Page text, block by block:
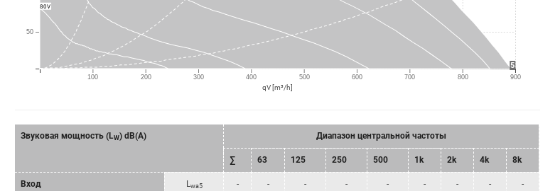
100 200 300 400 500 600 700 800 900
50
qV [m³/h]
80V
5
Звуковая мощность (LW) dB(A) Диапазон центральной частоты
∑ 63 125 250 500 1k 2k 4k 8k
Bход Lwa5 - - - - - - - - -